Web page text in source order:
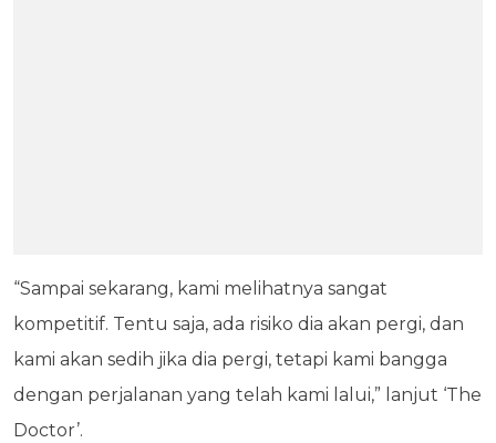
“Sampai sekarang, kami melihatnya sangat
kompetitif. Tentu saja, ada risiko dia akan pergi, dan
kami akan sedih jika dia pergi, tetapi kami bangga
dengan perjalanan yang telah kami lalui,” lanjut ‘The
Doctor’.